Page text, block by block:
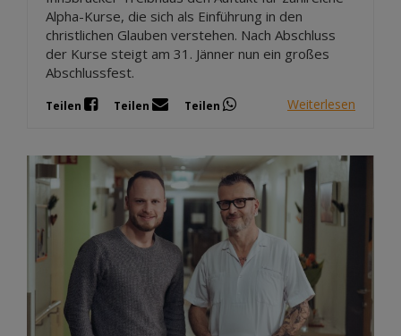
Alpha-Kurse, die sich als Einführung in den
christlichen Glauben verstehen. Nach Abschluss
der Kurse steigt am 31. Jänner nun ein großes
Abschlussfest.
Teilen Teilen Teilen Weiterlesen